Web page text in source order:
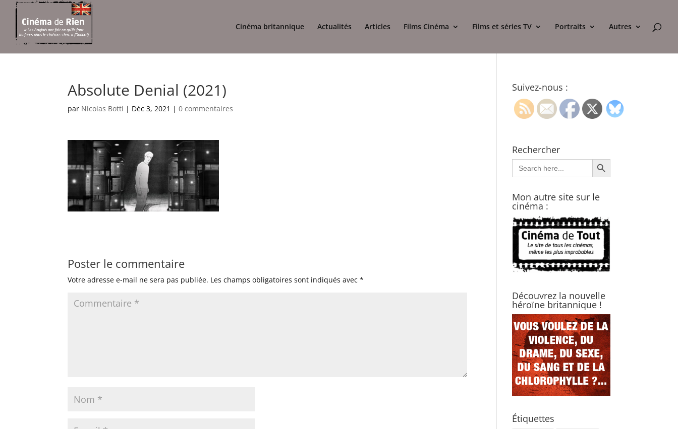
Cinéma britannique Actualités Articles Films Cinéma Films et séries TV Portraits Autres
Absolute Denial (2021)
par Nicolas Botti | Déc 3, 2021 |0 commentaires
Poster le commentaire
Votre adresse e-mail ne sera pas publiée. Les champs obligatoires sont indiqués avec*
Suivez-nous :
Rechercher
Search
for:
Search Button
Mon autre site sur le
cinéma :
Découvrez la nouvelle
héroïne britannique !
Étiquettes